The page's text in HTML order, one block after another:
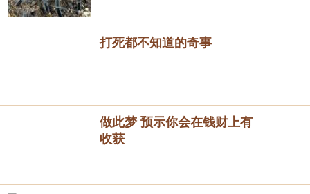
打死都不知道的奇事
做此梦 预示你会在钱财上有
收获